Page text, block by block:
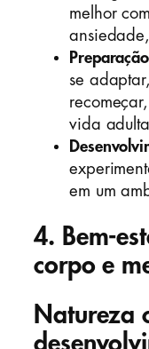
melhor
se
vida
em um
4. Bem-
corpo e
Natureza